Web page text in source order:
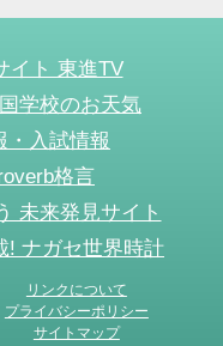
イト 東進TV
学校のお天気
・入試情報
格言
未来発見サイト
! ナガセ世界時計
リンクについて
プライバシーポリシー
サイトマップ